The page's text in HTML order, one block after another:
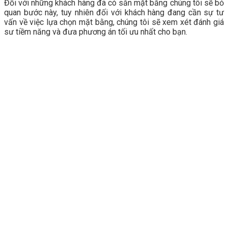
Đối với những khách hàng đã có sẵn mặt bằng chúng tôi sẽ bỏ
quan bước này, tuy nhiên đối với khách hàng đang cần sự tư
vấn về việc lựa chọn mặt bằng, chúng tôi sẽ xem xét đánh giá
sư tiềm năng và đưa phương án tối ưu nhất cho bạn.